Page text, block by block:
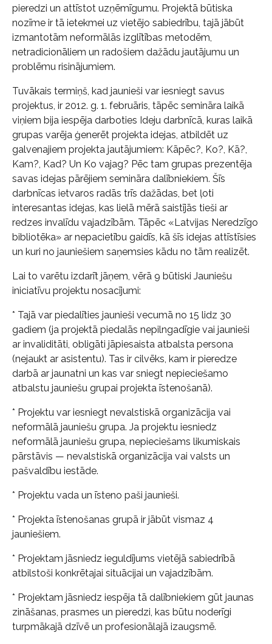
pieredzi un attīstot uzņēmīgumu. Projektā būtiska
nozīme ir tā ietekmei uz vietējo sabiedrību, tajā jābūt
izmantotām neformālās izglītības metodēm,
netradicionāliem un radošiem dažādu jautājumu un
problēmu risinājumiem.
Tuvākais termiņš, kad jaunieši var iesniegt savus
projektus, ir 2012. g. 1. februāris, tāpēc semināra laikā
viņiem bija iespēja darboties Ideju darbnīcā, kuras laikā
grupas varēja ģenerēt projekta idejas, atbildēt uz
galvenajiem projekta jautājumiem: Kāpēc?, Ko?, Kā?,
Kam?, Kad? Un Ko vajag? Pēc tam grupas prezentēja
savas idejas pārējiem semināra dalībniekiem. Šīs
darbnīcas ietvaros radās trīs dažādas, bet ļoti
interesantas idejas, kas lielā mērā saistījās tieši ar
redzes invalīdu vajadzībām. Tāpēc «Latvijas Neredzīgo
bibliotēka» ar nepacietību gaidīs, kā šīs idejas attīstīsies
un kuri no jauniešiem saņemsies kādu no tām realizēt.
Lai to varētu izdarīt jāņem, vērā 9 būtiski Jauniešu
iniciatīvu projektu nosacījumi:
* Tajā var piedalīties jaunieši vecumā no 15 lidz 30
gadiem (ja projektā piedalās nepilngadīgie vai jaunieši
ar invaliditāti, obligāti jāpiesaista atbalsta persona
(nejaukt ar asistentu). Tas ir cilvēks, kam ir pieredze
darbā ar jaunatni un kas var sniegt nepieciešamo
atbalstu jauniešu grupai projekta īstenošanā).
* Projektu var iesniegt nevalstiskā organizācija vai
neformālā jauniešu grupa. Ja projektu iesniedz
neformālā jauniešu grupa, nepieciešams likumiskais
pārstāvis — nevalstiskā organizācija vai valsts un
pašvaldību iestāde.
* Projektu vada un īsteno paši jaunieši.
* Projekta īstenošanas grupā ir jābūt vismaz 4
jauniešiem.
* Projektam jāsniedz ieguldījums vietējā sabiedrībā
atbilstoši konkrētajai situācijai un vajadzībām.
* Projektam jāsniedz iespēja tā dalībniekiem gūt jaunas
zināšanas, prasmes un pieredzi, kas būtu noderīgi
turpmākajā dzīvē un profesionālajā izaugsmē.